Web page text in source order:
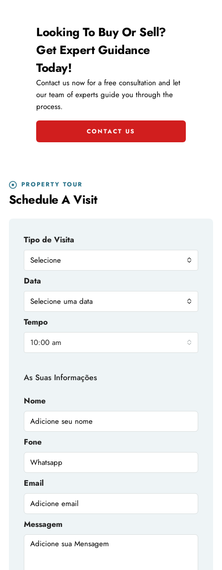
Looking To Buy Or Sell?
Get Expert Guidance
Today!
Contact us now for a free consultation and let
our team of experts guide you through the
process.
CONTACT US
PROPERTY TOUR
Schedule A Visit
Tipo de Visita
Selecione
Data
Selecione uma data
Tempo
10:00 am
As Suas Informações
Nome
Fone
Email
Messagem